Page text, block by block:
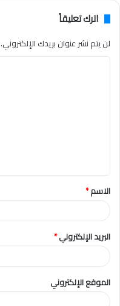
اترك تعليقاً
لن يتم نشر عنوان بريدك الإلكتروني.
ق
*
الاسم*
البريد الإلكتروني*
الموقع الإلكتروني